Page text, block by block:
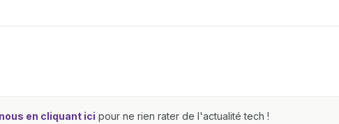
en cliquant ici pour ne rien rater de l'actualité tech !